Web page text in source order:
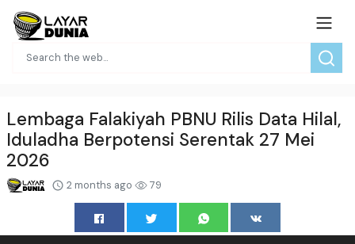
Lembaga Falakiyah PBNU Rilis Data Hilal,
Iduladha Berpotensi Serentak 27 Mei
2026
2 months ago 79